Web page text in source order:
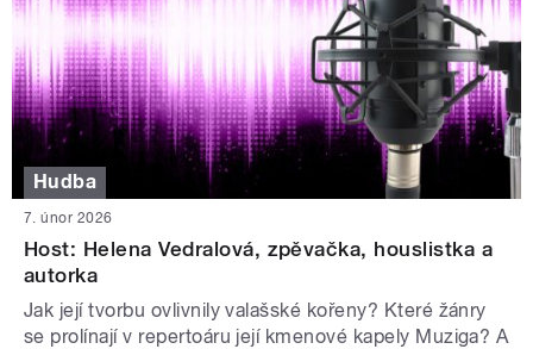
Hudba
7. únor 2026
Host: Helena Vedralová, zpěvačka, houslistka a
autorka
Jak její tvorbu ovlivnily valašské kořeny? Které žánry
se prolínají v repertoáru její kmenové kapely Muziga? A